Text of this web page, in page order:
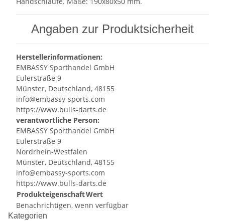
Angaben zur Produktsicherheit
Herstellerinformationen:
EMBASSY Sporthandel GmbH
Eulerstraße 9
Münster, Deutschland, 48155
info@embassy-sports.com
https://www.bulls-darts.de
verantwortliche Person:
EMBASSY Sporthandel GmbH
Eulerstraße 9
Nordrhein-Westfalen
Münster, Deutschland, 48155
info@embassy-sports.com
https://www.bulls-darts.de
ProdukteigenschaftWert
Benachrichtigen, wenn verfügbar
Kategorien